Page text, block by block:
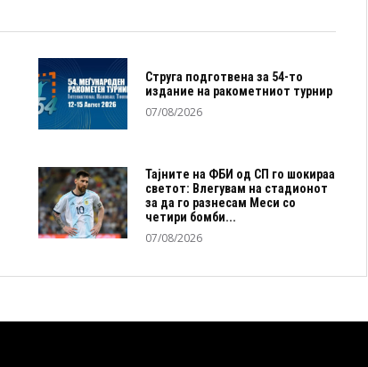
Струга подготвена за 54-то
издание на ракометниот турнир
07/08/2026
Тајните на ФБИ од СП го шокираа
светот: Влегувам на стадионот
за да го разнесам Меси со
четири бомби...
07/08/2026